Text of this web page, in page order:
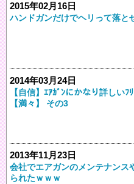
2015年02月16日
ハンドガンだけでヘリって落と
2014年03月24日
【自信】ｴｱｶﾞﾝにかなり詳しいﾌ
【満々】 その3
2013年11月23日
会社でエアガンのメンテナンス
られたｗｗｗ